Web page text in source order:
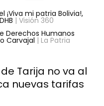
¡Viva mi patria Bolivia!,
| Visión 360
Derechos Humanos
Carvajal | La Patria
Tarija no va al
nuevas tarifas